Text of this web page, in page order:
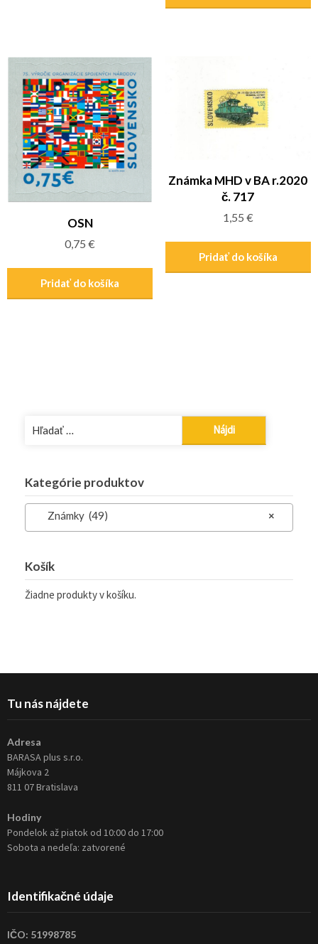
OSN
0,75€
Pridať do košíka
Známka MHD v BA r.2020
č. 717
1,55 €
Pridať do košíka
Kategórie produktov
×
Známky (49)
Košík
Žiadne produkty v košíku.
Tu nás nájdete
Adresa
BARASA plus s.r.o.
Májkova 2
811 07 Bratislava
Hodiny
Pondelok až piatok od 10:00 do 17:00
Sobota a nedeľa: zatvorené
Identifikačné údaje
IČO: 51998785